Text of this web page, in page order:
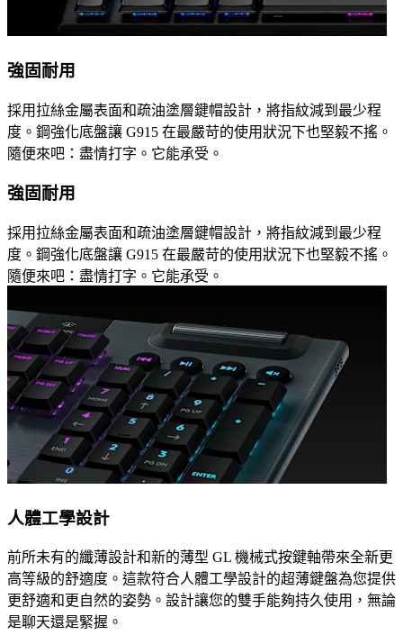
強固耐用
採用拉絲金屬表面和疏油塗層鍵帽設計，將指紋減到最少程
度。鋼強化底盤讓 G915 在最嚴苛的使用狀況下也堅毅不搖。
隨便來吧：盡情打字。它能承受。
強固耐用
採用拉絲金屬表面和疏油塗層鍵帽設計，將指紋減到最少程
度。鋼強化底盤讓 G915 在最嚴苛的使用狀況下也堅毅不搖。
隨便來吧：盡情打字。它能承受。
人體工學設計
前所未有的纖薄設計和新的薄型 GL 機械式按鍵軸帶來全新更
高等級的舒適度。這款符合人體工學設計的超薄鍵盤為您提供
更舒適和更自然的姿勢。設計讓您的雙手能夠持久使用，無論
是聊天還是緊握。